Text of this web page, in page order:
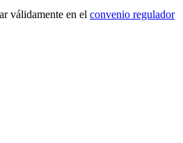
válidamente en el convenio regulador